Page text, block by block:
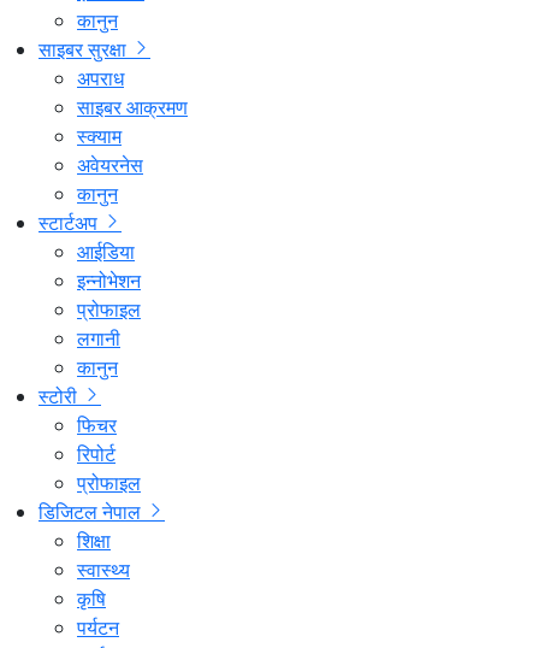
कानुन
साइबर सुरक्षा
अपराध
साइबर आक्रमण
स्क्याम
अवेयरनेस
कानुन
स्टार्टअप
आईडिया
इन्नोभेशन
प्रोफाइल
लगानी
कानुन
स्टोरी
फिचर
रिपोर्ट
प्रोफाइल
डिजिटल नेपाल
शिक्षा
स्वास्थ्य
कृषि
पर्यटन